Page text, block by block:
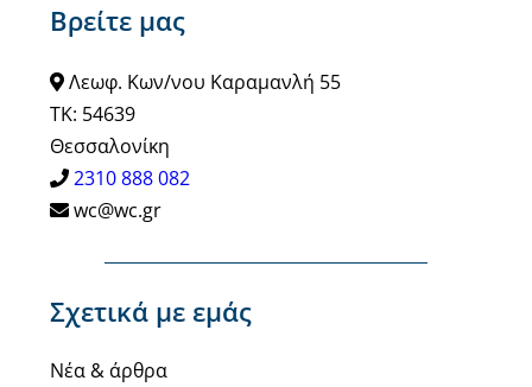
Βρείτε μας
Λεωφ. Κων/νου Καραμανλή 55
ΤΚ: 54639
Θεσσαλονίκη
2310 888 082
wc@wc.gr
Σχετικά με εμάς
Νέα & άρθρα